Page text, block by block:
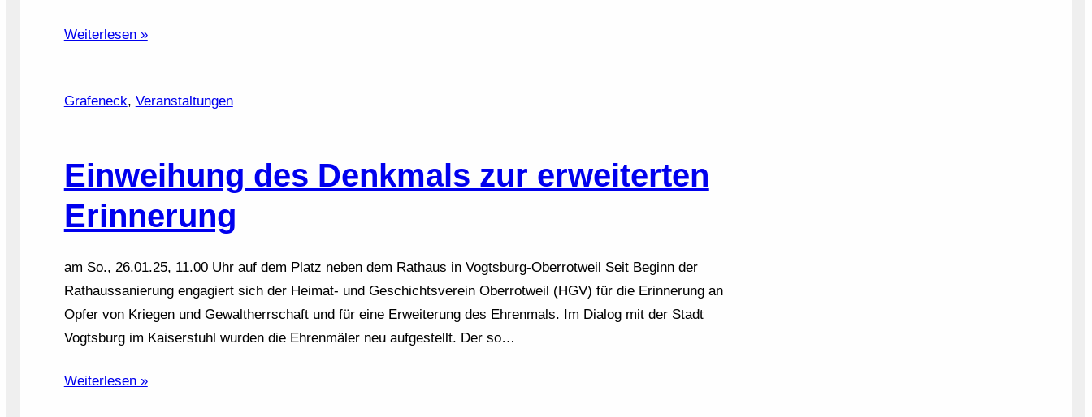
Weiterlesen »
Grafeneck, Veranstaltungen
Einweihung des Denkmals zur erweiterten
Erinnerung
am So., 26.01.25, 11.00 Uhr auf dem Platz neben dem Rathaus in Vogtsburg-Oberrotweil Seit Beginn der
Rathaussanierung engagiert sich der Heimat- und Geschichtsverein Oberrotweil (HGV) für die Erinnerung an
Opfer von Kriegen und Gewaltherrschaft und für eine Erweiterung des Ehrenmals. Im Dialog mit der Stadt
Vogtsburg im Kaiserstuhl wurden die Ehrenmäler neu aufgestellt. Der so…
Weiterlesen »